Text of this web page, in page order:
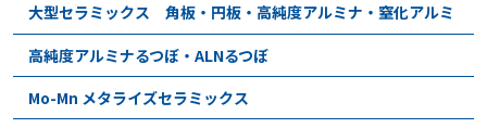
大型セラミックス 角板・円板・高純度アルミナ・窒化アルミ
高純度アルミナるつぼ・ALNるつぼ
Mo-Mn メタライズセラミックス